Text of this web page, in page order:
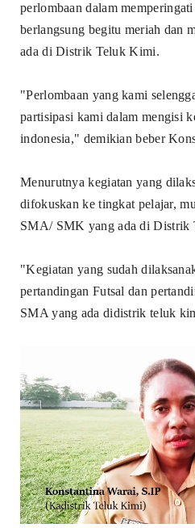
perlombaan dalam
berlangsung begitu meriah dan
ada di Distrik Teluk Kimi.
"Perlombaan yang kami
partisipasi kami dalam mengisi
indonesia," demikian beber
Menurutnya kegiatan yang
difokuskan ke tingkat pelajar,
SMA/ SMK yang ada di Distrik
"Kegiatan yang sudah
pertandingan Futsal dan
SMA yang ada didistrik teluk